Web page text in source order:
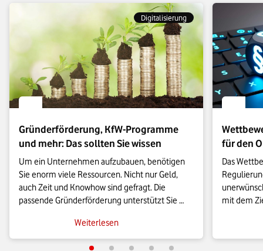
Digitalisierung
Gründerförderung, KfW-Programme
und mehr: Das sollten Sie wissen
Um ein Unternehmen aufzubauen, benötigen
Sie enorm viele Ressourcen. Nicht nur Geld,
auch Zeit und Knowhow sind gefragt. Die
passende Gründerförderung unterstützt Sie
Als Gründer:in haben Sie eine innovative
Weiterlesen
für den
Das
mit dem